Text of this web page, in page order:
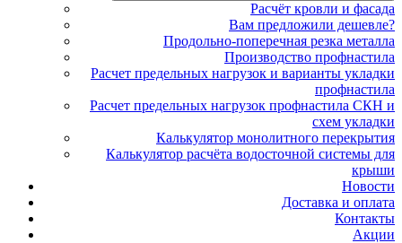
Расчёт кровли и фасада
Вам предложили дешевле?
Продольно-поперечная резка металла
Производство профнастила
Расчет предельных нагрузок и варианты укладки
профнастила
Расчет предельных нагрузок профнастила СКН и
схем укладки
Калькулятор монолитного перекрытия
Калькулятор расчёта водосточной системы для
крыши
Новости
Доставка и оплата
Контакты
Акции